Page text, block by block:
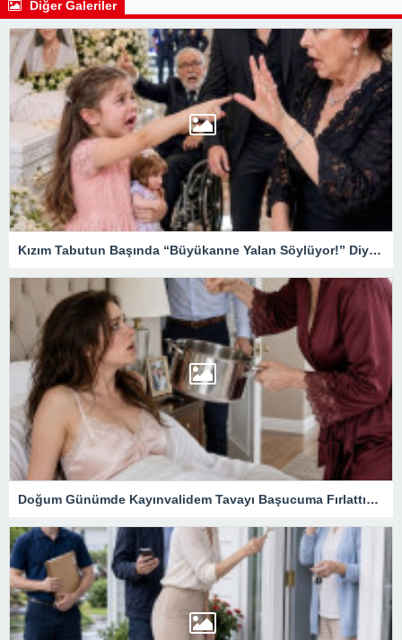
Diğer Galeriler
Kızım Tabutun Başında “Büyükanne Yalan Söylüyor!” Diye Bağırdı… Sonra Evdeki Gizli Kayıtlar Her Şeyi Ortaya Çıkardı
Doğum Günümde Kayınvalidem Tavayı Başucuma Fırlattı… Birkaç Saat Sonra Gelen Zarf Evliliğimin Bütün Gerçeğini Ortaya Çıkardı